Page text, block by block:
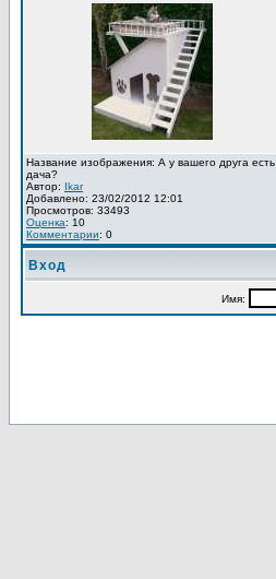
Название изображения: А у вашего друга есть
дача?
Автор: Ikar
Добавлено: 23/02/2012 12:01
Просмотров: 33493
Оценка: 10
Комментарии: 0
Вход
Имя: